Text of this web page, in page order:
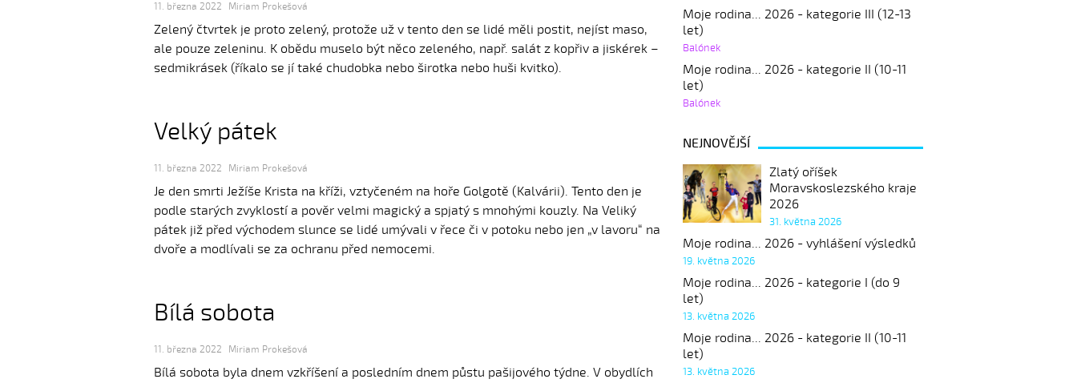
11. března 2022 Miriam Prokešová
Zelený čtvrtek je proto zelený, protože už v tento den se lidé měli postit, nejíst maso,
ale pouze zeleninu. K obědu muselo být něco zeleného, např. salát z kopřiv a jiskérek –
sedmikrásek (říkalo se jí také chudobka nebo širotka nebo huši kvitko).
Velký pátek
11. března 2022 Miriam Prokešová
Je den smrti Ježíše Krista na kříži, vztyčeném na hoře Golgotě (Kalvárii). Tento den je
podle starých zvyklostí a pověr velmi magický a spjatý s mnohými kouzly. Na Veliký
pátek již před východem slunce se lidé umývali v řece či v potoku nebo jen „v lavoru“ na
dvoře a modlívali se za ochranu před nemocemi.
Bílá sobota
11. března 2022 Miriam Prokešová
Bílá sobota byla dnem vzkříšení a posledním dnem půstu pašijového týdne. V obydlích
Moje rodina... 2026 - kategorie III (12-13
let)
Balónek
Moje rodina... 2026 - kategorie II (10-11
let)
Balónek
NEJNOVĚJŠÍ
Zlatý oříšek
Moravskoslezského kraje
2026
31. května 2026
Moje rodina... 2026 - vyhlášení výsledků
19. května 2026
Moje rodina... 2026 - kategorie I (do 9
let)
13. května 2026
Moje rodina... 2026 - kategorie II (10-11
let)
13. května 2026